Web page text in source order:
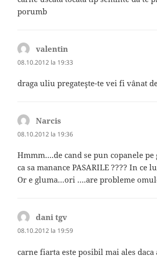
porumb
valentin
08.10.2012 la 19:33
draga uliu pregateşte-te vei fi vânat
Narcis
08.10.2012 la 19:36
Hmmm….de cand se pun copanele pe
ca sa manance PASARILE ???? In ce
Or e gluma…ori ….are probleme
dani tgv
08.10.2012 la 19:59
carne fiarta este posibil mai ales